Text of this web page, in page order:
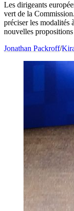
Les dirigeants
vert de la
préciser les modalités
nouvelles
Jonathan Packroff/